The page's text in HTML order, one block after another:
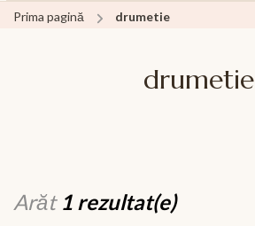
Prima pagină drumetie
drumetie
Arăt 1 rezultat(e)